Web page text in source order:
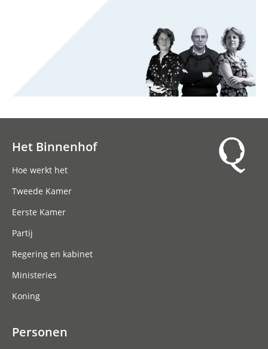
Het Binnenhof
Hoe werkt het
Tweede Kamer
Eerste Kamer
Partij
Regering en kabinet
Ministeries
Koning
Personen